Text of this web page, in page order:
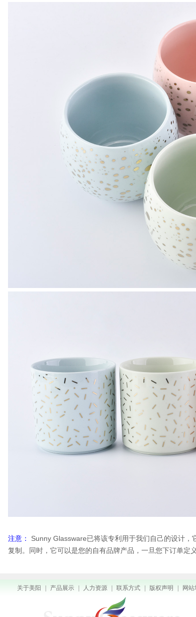
注意：
Sunny Glassware已将该专利用于我们自己的设计
复制。同时，它可以是您的自有品牌产品，一旦您下订单定
关于美阳 产品展示 人力资源 联系方式 版权声明 网站